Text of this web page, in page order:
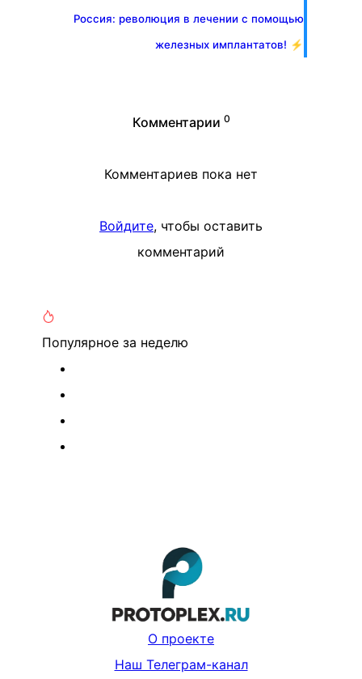
Россия: революция в лечении с помощью
железных имплантатов! ⚡
Комментарии 0
Комментариев пока нет
Войдите, чтобы оставить
комментарий
Популярное за неделю
О проекте
Наш Телеграм-канал